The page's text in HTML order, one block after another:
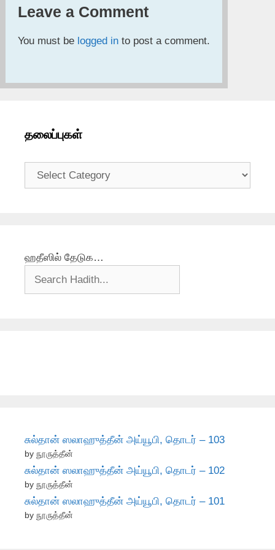
Leave a Comment
You must be logged in to post a comment.
தலைப்புகள்
தலைப்புகள்
ஹதீஸில் தேடுக…
சுல்தான் ஸலாஹுத்தீன் அய்யூபி, தொடர் – 103
by நூருத்தீன்
சுல்தான் ஸலாஹுத்தீன் அய்யூபி, தொடர் – 102
by நூருத்தீன்
சுல்தான் ஸலாஹுத்தீன் அய்யூபி, தொடர் – 101
by நூருத்தீன்